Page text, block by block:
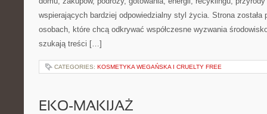
wspierających bardziej odpowiedzialny styl życia. Strona została
osobach, które chcą odkrywać współczesne wyzwania
szukają treści […]
CATEGORIES: KOSMETYKA WEGAŃSKA I CRUELTY FREE
EKO-MAKIJAŻ